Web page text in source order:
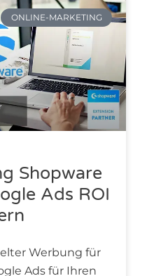
ONLINE-MARKETING
Shopware
Ads ROI
Werbung für
Ads für Ihren